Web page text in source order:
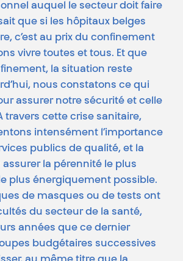
auquel le secteur doit faire
que si les hôpitaux belges
c’est au prix du confinement
vivre toutes et tous. Et que
la situation reste
nous constatons ce qui
assurer notre sécurité et celle
travers cette crise sanitaire,
intensément l’importance
publics de qualité, et la
assurer la pérennité le plus
plus énergiquement possible.
de masques ou de tests ont
du secteur de la santé,
années que ce dernier
budgétaires successives